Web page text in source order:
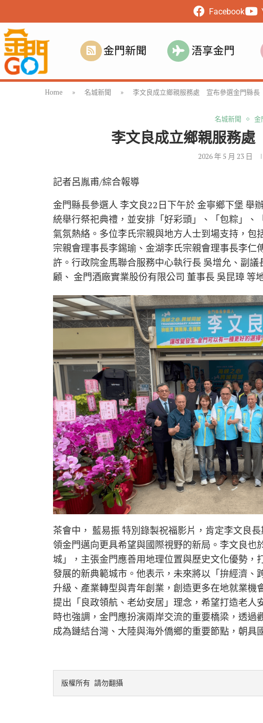
Facebook
金門新聞 浯享金門
Home » 名城新聞 » 李文良成立鄉親服務處 宣布參選金門縣長
名城新聞 金
李文良成立鄉親服務
2026 年 5 月 23 日
記者呂胤甫/綜合報導
金門縣長參選人 李文良22日下午於 金寧鄉下堡 舉
統舉行祭祀典禮，並安排「好彩頭」、「包粽」
氣氛熱絡。多位李氏宗親與地方人士到場支持，
宗親會理事長李錫瑜、金湖李氏宗親會理事長李
許。行政院金馬聯合服務中心執行長 吳增允、副
顧、 金門酒廠實業股份有限公司 董事長 吳昆璋 等
茶會中， 藍易振 特別錄製祝福影片，肯定李文良
領金門邁向更具希望與國際視野的新局。李文良也
城」，主張金門應善用地理位置與歷史文化優勢
發展的新典範城市。他表示，未來將以「拚經濟
升級、產業轉型與青年創業，創造更多在地就業
提出「良政領航、老幼安居」理念，希望打造老
時也強調，金門應扮演兩岸交流的重要橋梁，透
成為鏈結台灣、大陸與海外僑鄉的重要節點，朝具
版權所有 請勿翻攝